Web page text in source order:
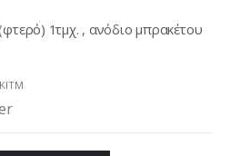
1τμχ. , ανόδιο μπρακέτου